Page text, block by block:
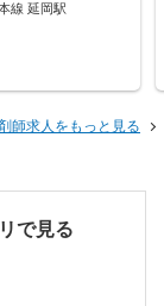
線 延岡駅
師求人をもっと見る
で見る